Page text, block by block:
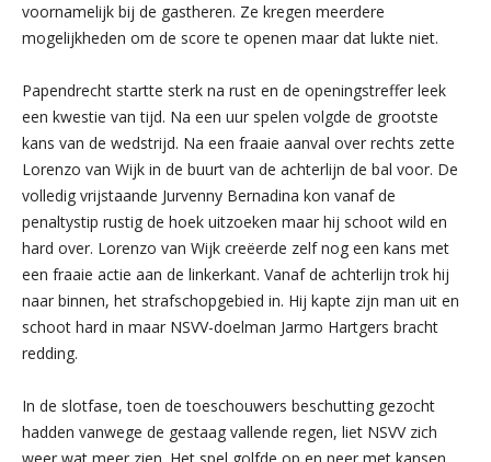
voornamelijk bij de gastheren. Ze kregen meerdere
mogelijkheden om de score te openen maar dat lukte niet.
Papendrecht startte sterk na rust en de openingstreffer leek
een kwestie van tijd. Na een uur spelen volgde de grootste
kans van de wedstrijd. Na een fraaie aanval over rechts zette
Lorenzo van Wijk in de buurt van de achterlijn de bal voor. De
volledig vrijstaande Jurvenny Bernadina kon vanaf de
penaltystip rustig de hoek uitzoeken maar hij schoot wild en
hard over. Lorenzo van Wijk creëerde zelf nog een kans met
een fraaie actie aan de linkerkant. Vanaf de achterlijn trok hij
naar binnen, het strafschopgebied in. Hij kapte zijn man uit en
schoot hard in maar NSVV-doelman Jarmo Hartgers bracht
redding.
In de slotfase, toen de toeschouwers beschutting gezocht
hadden vanwege de gestaag vallende regen, liet NSVV zich